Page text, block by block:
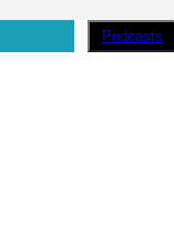
Podcasts